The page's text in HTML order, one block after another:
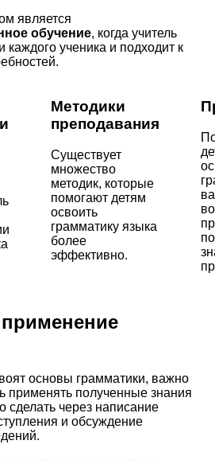
является
обучение, когда учитель
каждого ученика и подходит к
Методики
преподавания
Существует
множество
методик, которые
помогают детям
освоить
грамматику языка
более
эффективно.
применение
основы грамматики, важно
применять полученные знания
сделать через написание
и обсуждение